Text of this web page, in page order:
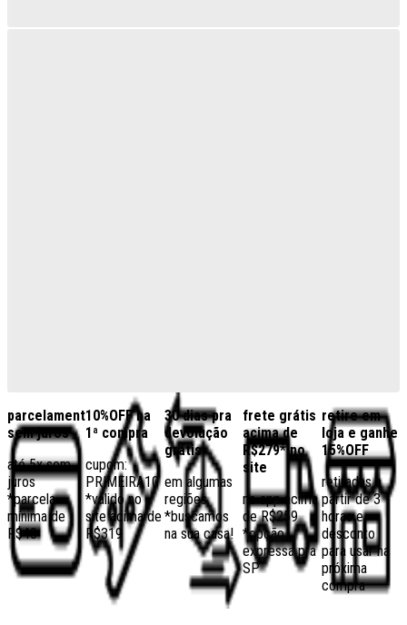
parcelamento
sem juros
até 5x sem
juros
*parcela
mínima de
R$40
10%OFF na
1ª compra
cupom:
PRIMEIRA10
*válido no
site acima de
R$319
30 dias pra
devolução
grátis
em algumas
regiões,
*buscamos
na sua casa!
frete grátis
acima de
R$279* no
site
no app acima
de R$259
*opção
expressa pra
SP
retire em
loja e ganhe
15%OFF
retiradas a
partir de 3
horas e
desconto
para usar na
próxima
compra